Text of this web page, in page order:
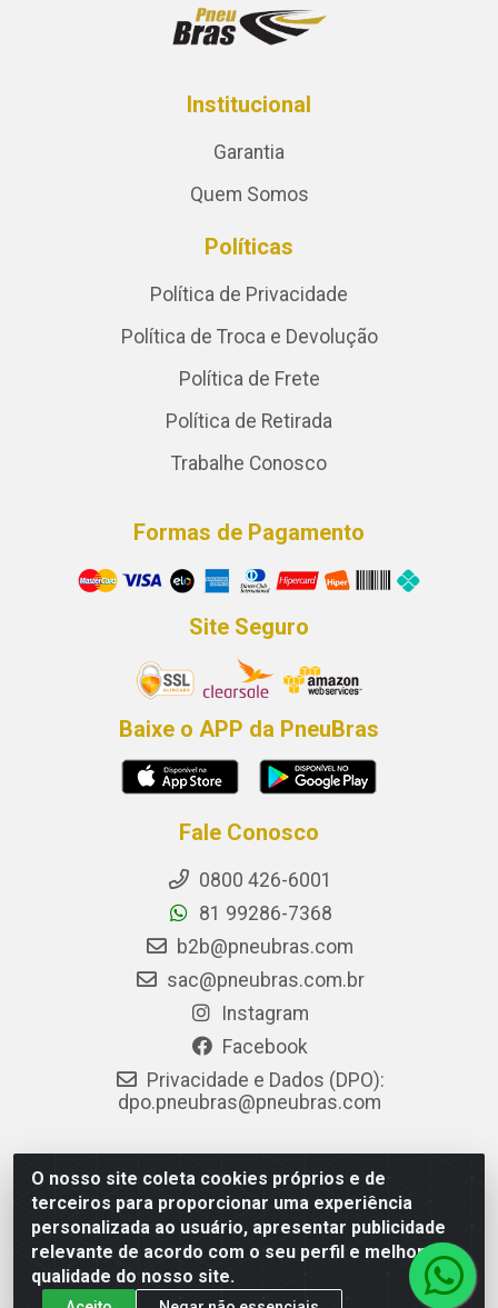
O nosso site coleta cookies próprios e de
terceiros para proporcionar uma experiência
personalizada ao usuário, apresentar publicidade
relevante de acordo com o seu perfil e melhorar a
qualidade do nosso site.
Institucional
Garantia
Quem Somos
Políticas
Política de Privacidade
Política de Troca e Devolução
Política de Frete
Política de Retirada
Trabalhe Conosco
Formas de Pagamento
Site Seguro
Baixe o APP da PneuBras
Fale Conosco
0800 426-6001
81 99286-7368
b2b@pneubras.com
sac@pneubras.com.br
Instagram
Facebook
Privacidade e Dados (DPO):
dpo.pneubras@pneubras.com
PneuBras - Rodovia BR-101, KM 82 - Prazeres, Jaboatão dos
Guararapes/PE - CEP 54.335-000 - CNPJ 08.678.386/0001-05
- Pneubras Comércio de Pneus Ltda